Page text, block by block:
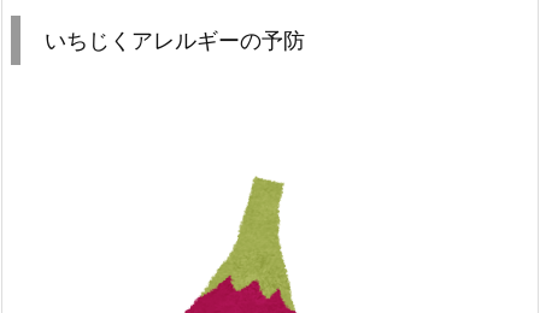
いちじくアレルギーの予防